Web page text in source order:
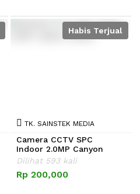
Habis Terjual
TK. SAINSTEK MEDIA
Camera CCTV SPC
Indoor 2.0MP Canyon
Se,..
Dilihat 593 kali
Rp 200,000